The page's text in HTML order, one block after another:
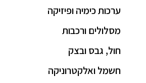
ערכות כימיה ופיזיקה
מסלולים ורכבות
חול, גבס ובצק
חשמל ואלקטרוניקה